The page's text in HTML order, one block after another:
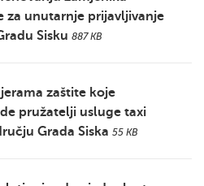
za unutarnje prijavljivanje
Sisku 887 KB
zaštite koje
pružatelji usluge taxi
Grada Siska 55 KB